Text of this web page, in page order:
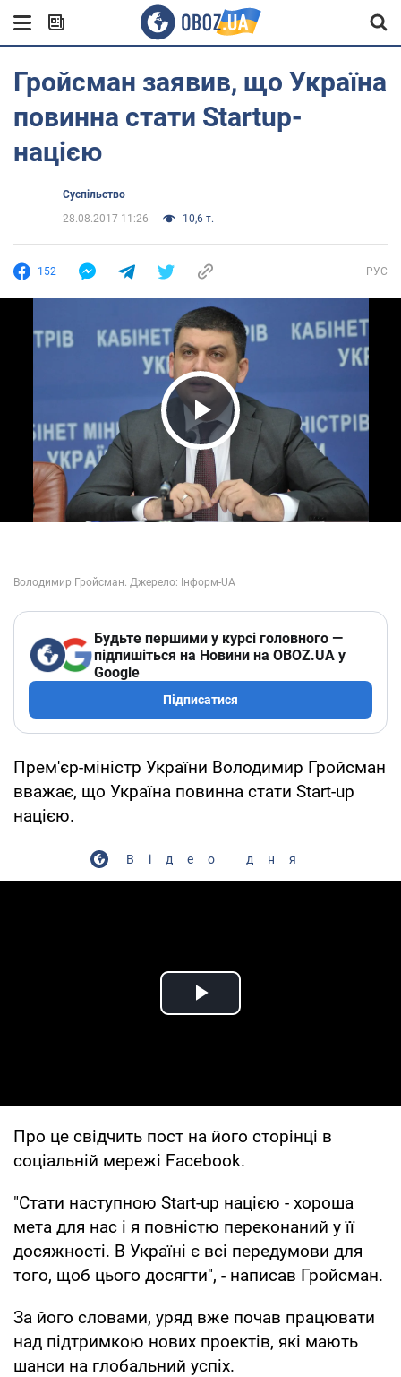
Гройсман заявив, що Україна
повинна стати Startup-
нацією
Суспільство
28.08.2017 11:26
10,6 т.
152 РУС
Play Video
Будьте першими у курсі головного —
підпишіться на Новини на OBOZ.UA у
Google
Підписатися
Прем'єр-міністр України Володимир Гройсман
вважає, що Україна повинна стати Start-up
нацією.
Відео дня
Play Video
Про це свідчить пост на його сторінці в
соціальній мережі Facebook.
"Стати наступною Start-up нацією - хороша
мета для нас і я повністю переконаний у її
досяжності. В Україні є всі передумови для
того, щоб цього досягти", - написав Гройсман.
За його словами, уряд вже почав працювати
над підтримкою нових проектів, які мають
шанси на глобальний успіх.